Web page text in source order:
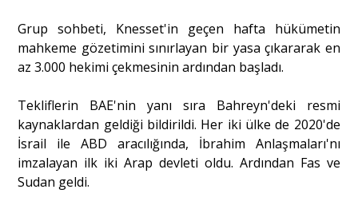
Portre
Grup sohbeti, Knesset'in geçen hafta hükümetin
mahkeme gözetimini sınırlayan bir yasa çıkararak en
az 3.000 hekimi çekmesinin ardından başladı.
Tekliflerin BAE'nin yanı sıra Bahreyn'deki resmi
kaynaklardan geldiği bildirildi. Her iki ülke de 2020'de
İsrail ile ABD aracılığında, İbrahim Anlaşmaları'nı
imzalayan ilk iki Arap devleti oldu. Ardından Fas ve
Sudan geldi.